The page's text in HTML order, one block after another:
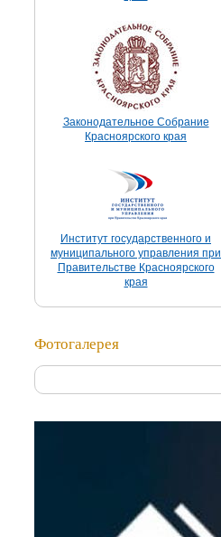
Законодательное Собрание
Красноярского края
Институт государственного и
муниципального управления при
Правительстве Красноярского
края
Фотогалерея